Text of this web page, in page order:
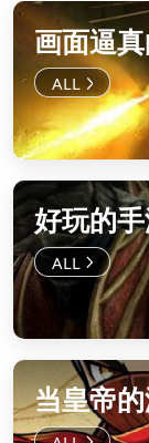
画面逼
好玩的
当皇帝